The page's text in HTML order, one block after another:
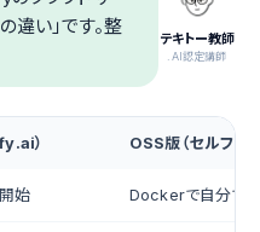
テキトー教師
.AI認定講師
違い」です。整
） OSS版（セルフホ
始 Dockerで自分で